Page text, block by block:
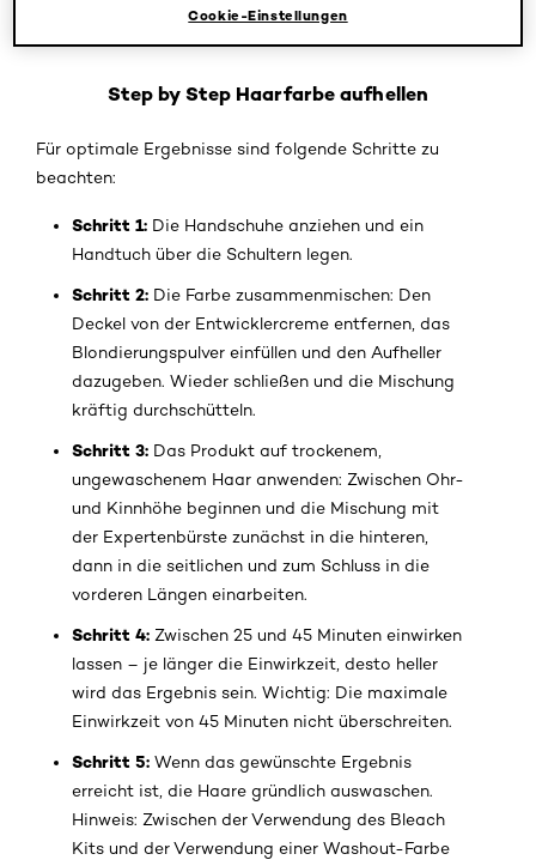
, um Gelbstich entgegenzuwirken und
Step by Step Haarfarbe aufhellen
Für optimale Ergebnisse sind folgende Schritte zu
beachten:
Schritt 1: Die Handschuhe anziehen und ein
Handtuch über die Schultern legen.
Schritt 2: Die Farbe zusammenmischen: Den
Deckel von der Entwicklercreme entfernen, das
Blondierungspulver einfüllen und den Aufheller
dazugeben. Wieder schließen und die Mischung
kräftig durchschütteln.
Schritt 3: Das Produkt auf trockenem,
ungewaschenem Haar anwenden: Zwischen Ohr-
und Kinnhöhe beginnen und die Mischung mit
der Expertenbürste zunächst in die hinteren,
dann in die seitlichen und zum Schluss in die
vorderen Längen einarbeiten.
Schritt 4: Zwischen 25 und 45 Minuten einwirken
lassen – je länger die Einwirkzeit, desto heller
wird das Ergebnis sein. Wichtig: Die maximale
Einwirkzeit von 45 Minuten nicht überschreiten.
Schritt 5: Wenn das gewünschte Ergebnis
erreicht ist, die Haare gründlich auswaschen.
Hinweis: Zwischen der Verwendung des Bleach
Kits und der Verwendung einer Washout-Farbe
Cookie-Einstellungen